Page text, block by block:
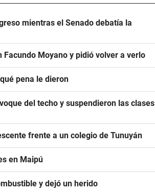
mientras el Senado debatía la
Moyano y pidió volver a verlo
pena le dieron
del techo y suspendieron las clases
frente a un colegio de Tunuyán
en Maipú
y dejó un herido